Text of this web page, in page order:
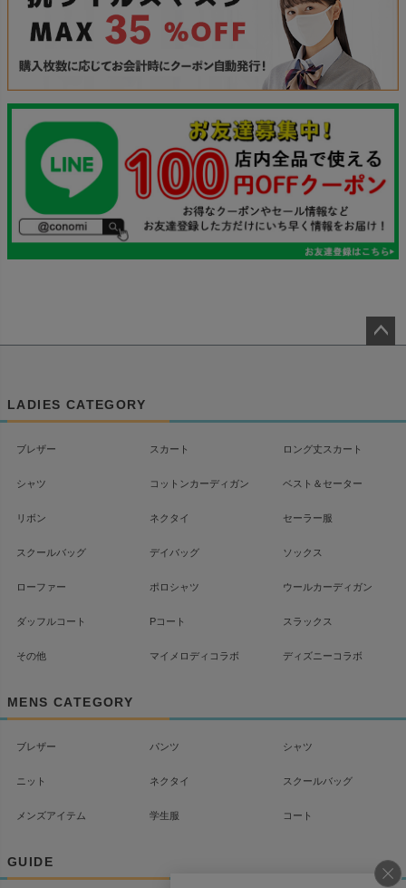
LADIES CATEGORY
ブレザー スカート ロング丈スカート
シャツ コットンカーディガン ベスト＆セーター
リボン ネクタイ セーラー服
スクールバッグ デイバッグ ソックス
ローファー ポロシャツ ウールカーディガン
ダッフルコート Pコート スラックス
その他 マイメロディコラボ ディズニーコラボ
MENS CATEGORY
ブレザー パンツ シャツ
ニット ネクタイ スクールバッグ
メンズアイテム 学生服 コート
GUIDE